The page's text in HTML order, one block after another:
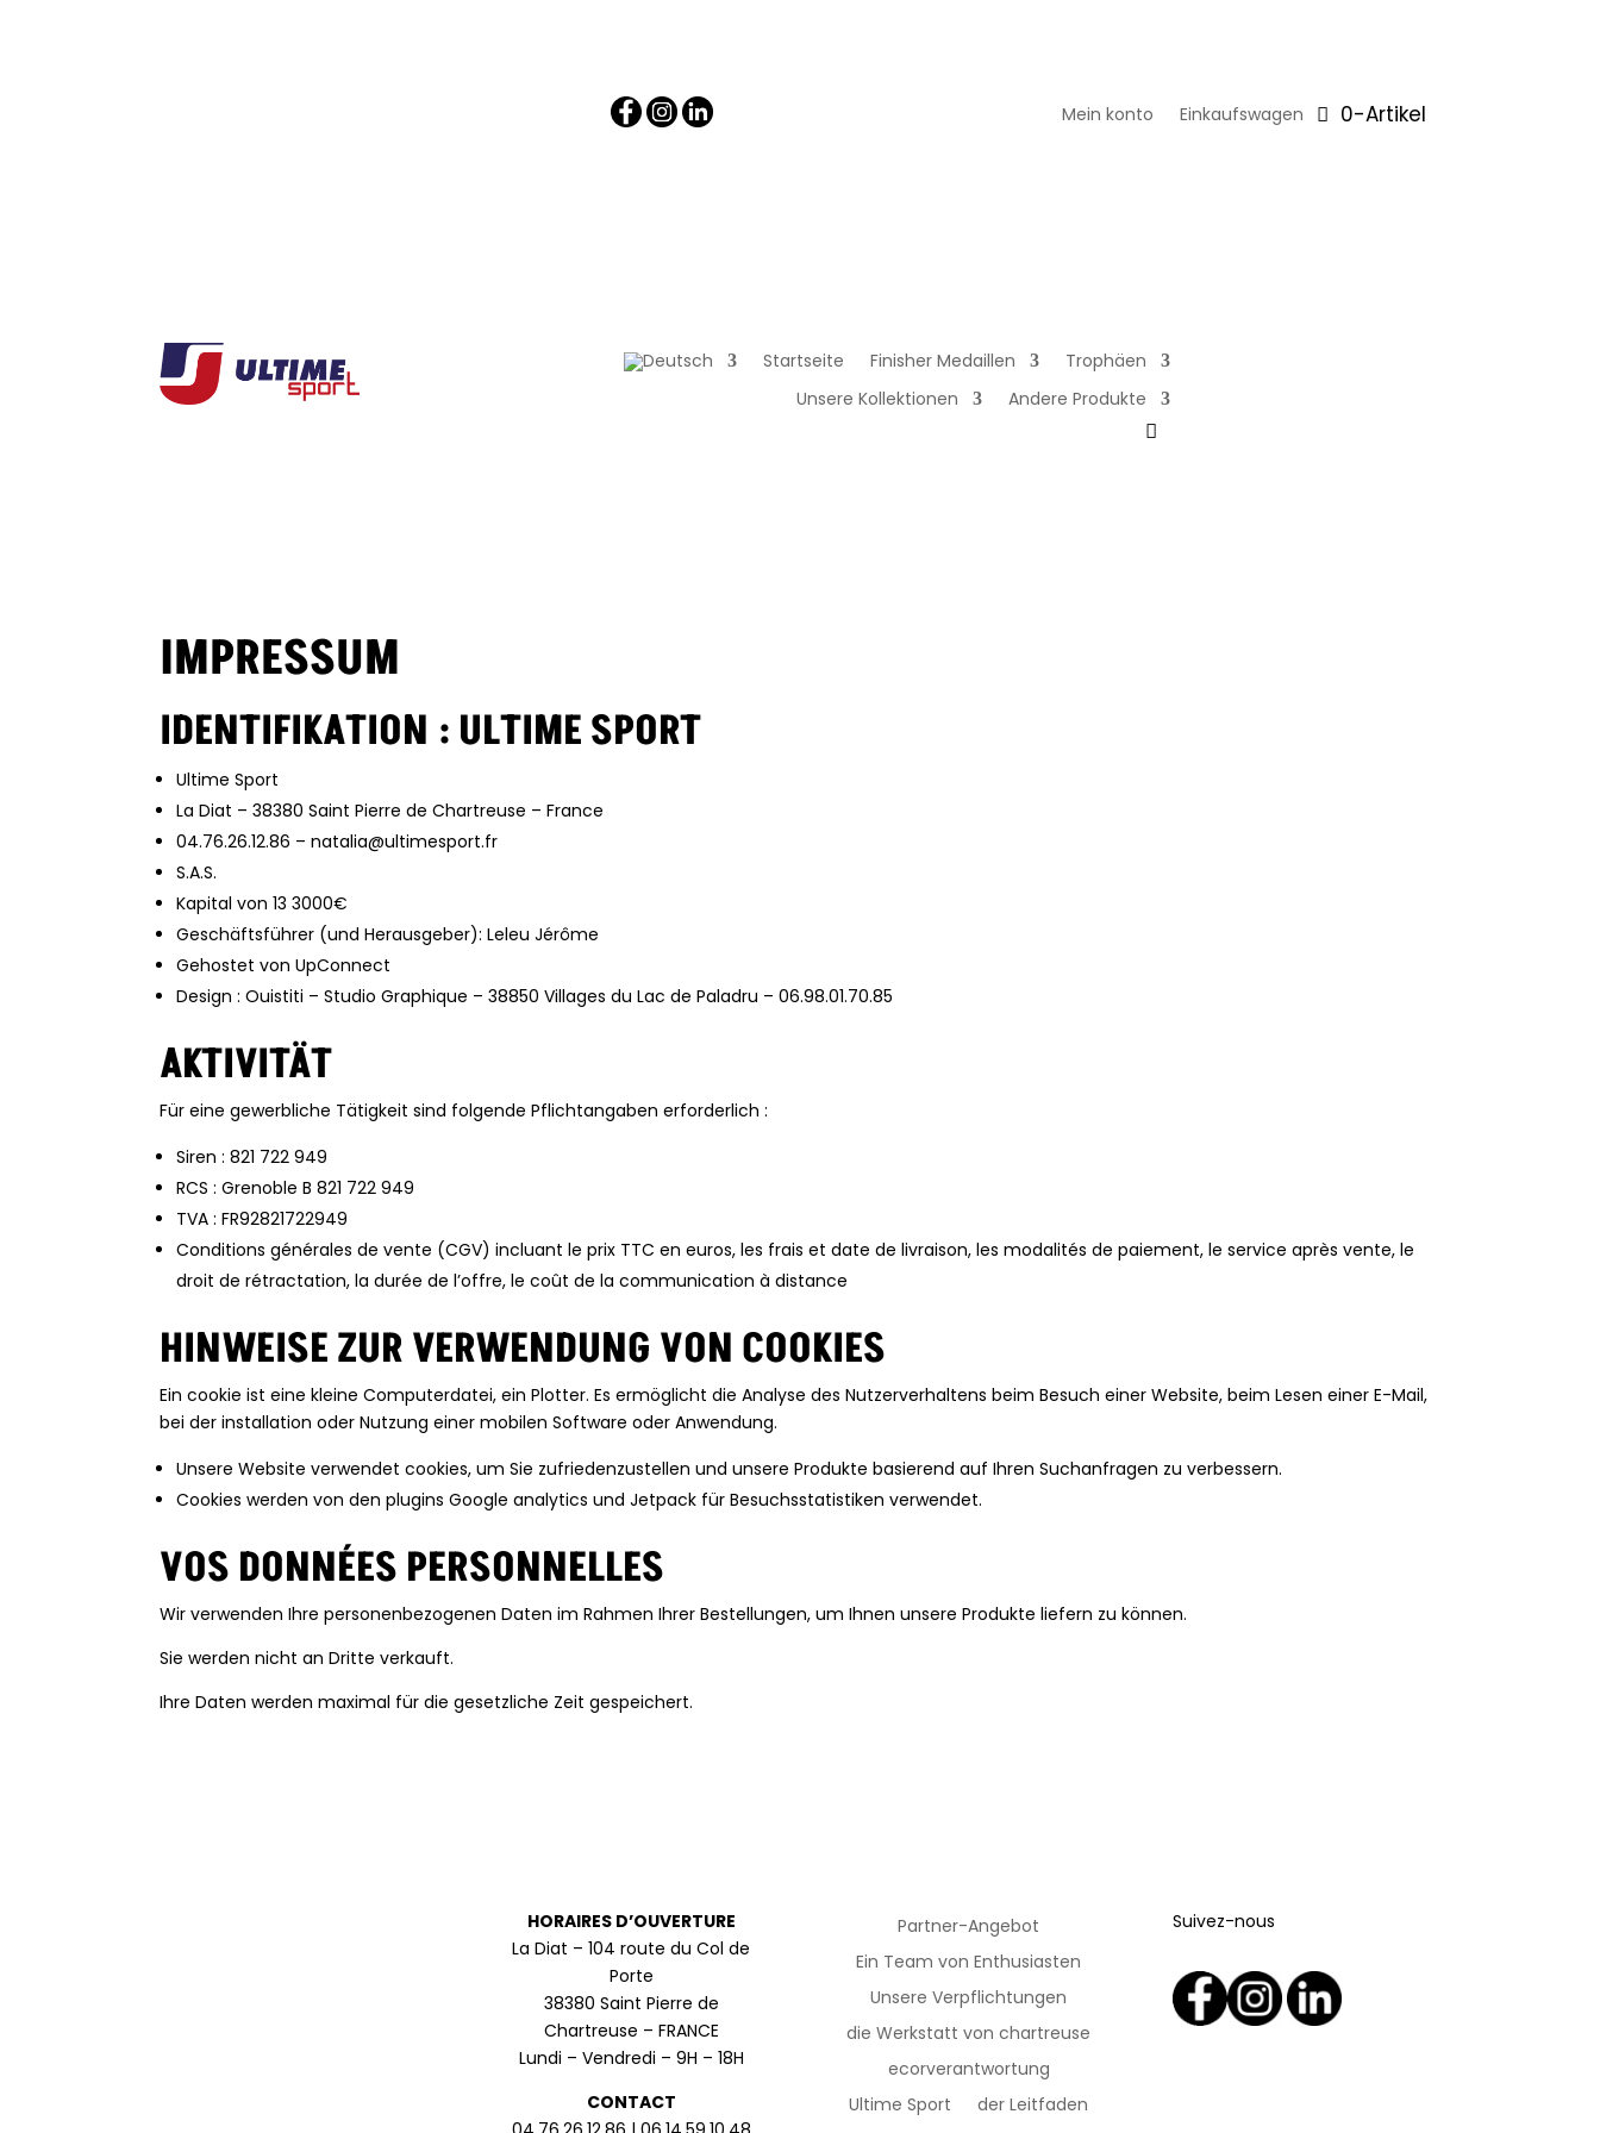
Mein konto Einkaufswagen 0-Artikel
Startseite Finisher Medaillen
Trophäen
Unsere Kollektionen
Andere Produkte
IMPRESSUM
IDENTIFIKATION : ULTIME SPORT
Ultime Sport
La Diat – 38380 Saint Pierre de Chartreuse – France
04.76.26.12.86 – natalia@ultimesport.fr
S.A.S.
Kapital von 13 3000€
Geschäftsführer (und Herausgeber): Leleu Jérôme
Gehostet von UpConnect
Design : Ouistiti – Studio Graphique – 38850 Villages du Lac de Paladru – 06.98.01.70.85
AKTIVITÄT
Für eine gewerbliche Tätigkeit sind folgende Pflichtangaben erforderlich :
Siren : 821 722 949
RCS :Grenoble B 821 722 949
TVA : FR92821722949
Conditions générales de vente (CGV) incluant le prix TTC en euros, les frais et date de livraison, les modalités de paiement, le service après vente, le
droit de rétractation, la durée de l’offre, le coût de la communication à distance
HINWEISE ZUR VERWENDUNG VON COOKIES
Ein cookie ist eine kleine Computerdatei, ein Plotter. Es ermöglicht die Analyse des Nutzerverhaltens beim Besuch einer Website, beim Lesen einer E-Mail,
bei der installation oder Nutzung einer mobilen Software oder Anwendung.
Unsere Website verwendet cookies, um Sie zufriedenzustellen und unsere Produkte basierend auf Ihren Suchanfragen zu verbessern.
Cookies werden von den plugins Google analytics und Jetpack für Besuchsstatistiken verwendet.
VOS DONNÉES PERSONNELLES
Wir verwenden Ihre personenbezogenen Daten im Rahmen Ihrer Bestellungen, um Ihnen unsere Produkte liefern zu können.
Sie werden nicht an Dritte verkauft.
Ihre Daten werden maximal für die gesetzliche Zeit gespeichert.
HORAIRES D’OUVERTURE
La Diat – 104 route du Col de
Porte
38380 Saint Pierre de
Chartreuse – FRANCE
Lundi – Vendredi – 9H – 18H
CONTACT
Partner-Angebot
Ein Team von Enthusiasten
Unsere Verpflichtungen
die Werkstatt von chartreuse
ecorverantwortung
Ultime Sport
der Leitfaden
Suivez-nous